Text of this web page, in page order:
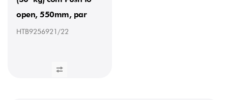
open, 550mm, par
HTB9256921/22